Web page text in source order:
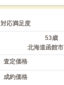
対応満足度
53歳
北海道函館市
査定価格
成約価格